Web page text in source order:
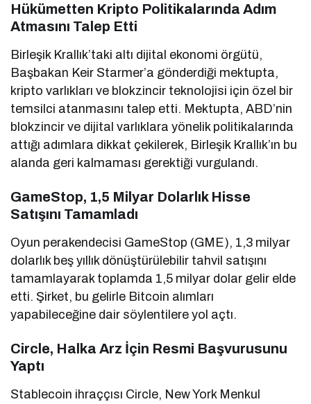
Hükümetten Kripto Politikalarında Adım
Atmasını Talep Etti
Birleşik Krallık’taki altı dijital ekonomi örgütü,
Başbakan Keir Starmer’a gönderdiği mektupta,
kripto varlıkları ve blokzincir teknolojisi için özel bir
temsilci atanmasını talep etti. Mektupta, ABD’nin
blokzincir ve dijital varlıklara yönelik politikalarında
attığı adımlara dikkat çekilerek, Birleşik Krallık’ın bu
alanda geri kalmaması gerektiği vurgulandı.
GameStop, 1,5 Milyar Dolarlık Hisse
Satışını Tamamladı
Oyun perakendecisi GameStop (GME), 1,3 milyar
dolarlık beş yıllık dönüştürülebilir tahvil satışını
tamamlayarak toplamda 1,5 milyar dolar gelir elde
etti. Şirket, bu gelirle Bitcoin alımları
yapabileceğine dair söylentilere yol açtı.
Circle, Halka Arz İçin Resmi Başvurusunu
Yaptı
Stablecoin ihraççısı Circle, New York Menkul